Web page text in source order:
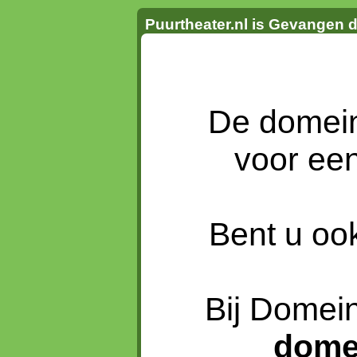
Puurtheater.nl is Gevangen
De
voor
Bent u
Bij